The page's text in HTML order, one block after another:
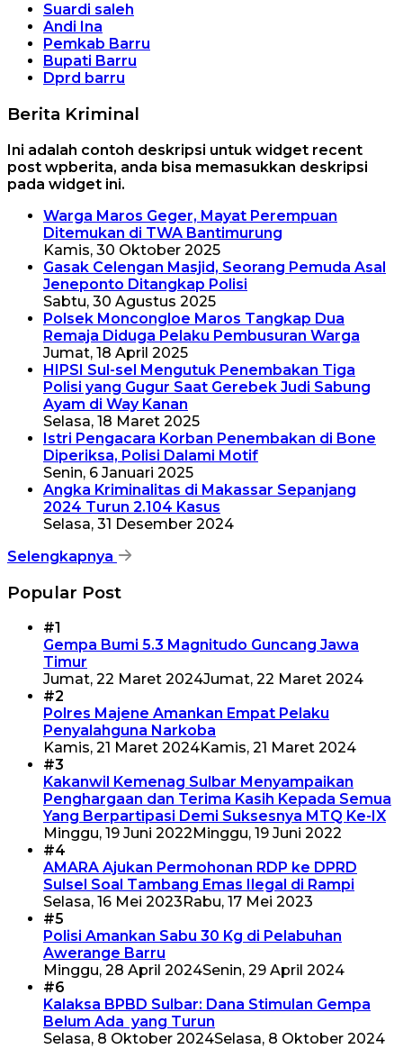
Suardi saleh
Andi Ina
Pemkab Barru
Bupati Barru
Dprd barru
Berita Kriminal
Ini adalah contoh deskripsi untuk widget recent
post wpberita, anda bisa memasukkan deskripsi
pada widget ini.
Warga Maros Geger, Mayat Perempuan
Ditemukan di TWA Bantimurung
Kamis, 30 Oktober 2025
Gasak Celengan Masjid, Seorang Pemuda Asal
Jeneponto Ditangkap Polisi
Sabtu, 30 Agustus 2025
Polsek Moncongloe Maros Tangkap Dua
Remaja Diduga Pelaku Pembusuran Warga
Jumat, 18 April 2025
HIPSI Sul-sel Mengutuk Penembakan Tiga
Polisi yang Gugur Saat Gerebek Judi Sabung
Ayam di Way Kanan
Selasa, 18 Maret 2025
Istri Pengacara Korban Penembakan di Bone
Diperiksa, Polisi Dalami Motif
Senin, 6 Januari 2025
Angka Kriminalitas di Makassar Sepanjang
2024 Turun 2.104 Kasus
Selasa, 31 Desember 2024
Selengkapnya
Popular Post
#1
Gempa Bumi 5.3 Magnitudo Guncang Jawa
Timur
Jumat, 22 Maret 2024Jumat, 22 Maret 2024
#2
Polres Majene Amankan Empat Pelaku
Penyalahguna Narkoba
Kamis, 21 Maret 2024Kamis, 21 Maret 2024
#3
Kakanwil Kemenag Sulbar Menyampaikan
Penghargaan dan Terima Kasih Kepada Semua
Yang Berpartipasi Demi Suksesnya MTQ Ke-IX
Minggu, 19 Juni 2022 Minggu, 19 Juni 2022
#4
AMARA Ajukan Permohonan RDP ke DPRD
Sulsel Soal Tambang Emas Ilegal di Rampi
Selasa, 16 Mei 2023 Rabu, 17 Mei 2023
#5
Polisi Amankan Sabu 30 Kg di Pelabuhan
Awerange Barru
Minggu, 28 April 2024Senin, 29 April 2024
#6
Kalaksa BPBD Sulbar: Dana Stimulan Gempa
Belum Ada yang Turun
Selasa, 8 Oktober 2024Selasa, 8 Oktober 2024